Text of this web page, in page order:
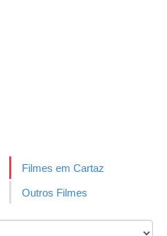
Filmes em Cartaz
Outros Filmes